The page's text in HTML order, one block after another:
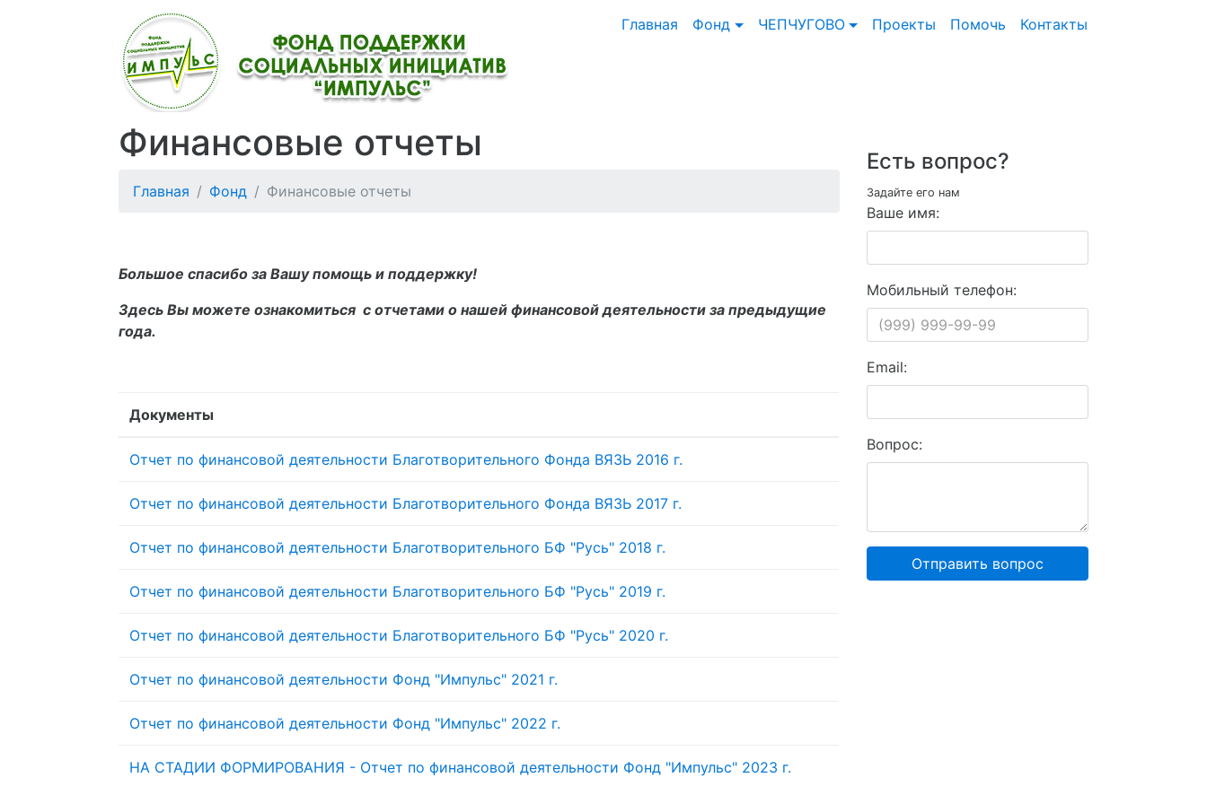
Главная Фонд ЧЕПЧУГОВО Проекты Помочь Контакты
Финансовые отчеты
Главная Фонд Финансовые отчеты
Большое спасибо за Вашу помощь и поддержку!
Здесь Вы можете ознакомиться с отчетами о нашей финансовой деятельности за предыдущие
года.
Документы
Отчет по финансовой деятельности Благотворительного Фонда ВЯЗЬ 2016 г.
Отчет по финансовой деятельности Благотворительного Фонда ВЯЗЬ 2017 г.
Отчет по финансовой деятельности Благотворительного БФ "Русь" 2018 г.
Отчет по финансовой деятельности Благотворительного БФ "Русь" 2019 г.
Отчет по финансовой деятельности Благотворительного БФ "Русь" 2020 г.
Отчет по финансовой деятельности Фонд "Импульс" 2021 г.
Отчет по финансовой деятельности Фонд "Импульс" 2022 г.
НА СТАДИИ ФОРМИРОВАНИЯ - Отчет по финансовой деятельности Фонд "Импульс" 2023 г.
Есть вопрос?
Задайте его нам
Ваше имя:
Мобильный телефон:
Email:
Вопрос:
Отправить вопрос